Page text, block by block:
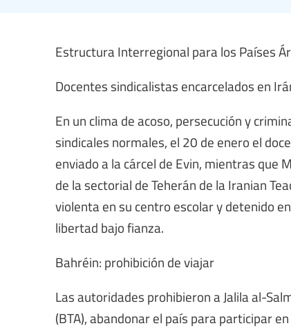
Estructura Interregional para los Países
Docentes sindicalistas encarcelados en
En un clima de acoso, persecución y
sindicales normales, el 20 de enero el
enviado a la cárcel de Evin, mientras que
de la sectorial de Teherán de la Iranian
violenta en su centro escolar y detenido
libertad bajo fianza.
Bahréin: prohibición de viajar
Las autoridades prohibieron a Jalila al-
(BTA), abandonar el país para participar